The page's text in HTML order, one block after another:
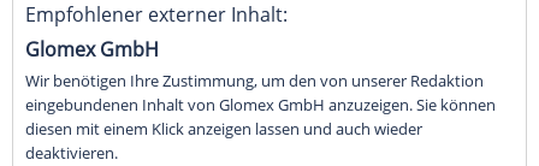
Empfohlener externer Inhalt:
Glomex GmbH
Wir benötigen Ihre Zustimmung, um den von unserer Redaktion
eingebundenen Inhalt von Glomex GmbH anzuzeigen. Sie können
diesen mit einem Klick anzeigen lassen und auch wieder
deaktivieren.